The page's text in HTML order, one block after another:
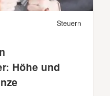
Steuern
Höhe und